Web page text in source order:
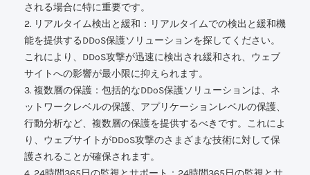
される場合に特に重要です。
2. リアルタイム検出と緩和：リアルタイムでの検出と緩和機
能を提供するDDoS保護ソリューションを探してください。
これにより、DDoS攻撃が迅速に検出され緩和され、ウェブ
サイトへの影響が最小限に抑えられます。
3. 複数層の保護：包括的なDDoS保護ソリューションは、ネ
ットワークレベルの保護、アプリケーションレベルの保護、
行動分析など、複数層の保護を提供するべきです。これによ
り、ウェブサイトがDDoS攻撃のさまざまな技術に対して保
護されることが確保されます。